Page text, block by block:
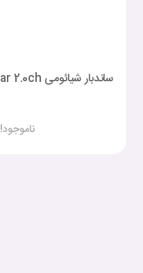
ساندبار شیائومی Xiaomi soundbar 2.0ch
ناموجود!